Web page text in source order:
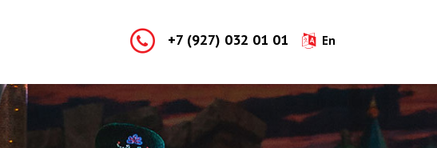
+7 (927) 032 01 01 En